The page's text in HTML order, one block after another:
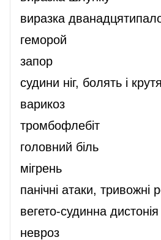
виразка
геморой
запор
судини ніг, болять і
варикоз
тромбофлебіт
головний біль
мігрень
панічні атаки, тривожні
вегето-судинна дистонія
невроз